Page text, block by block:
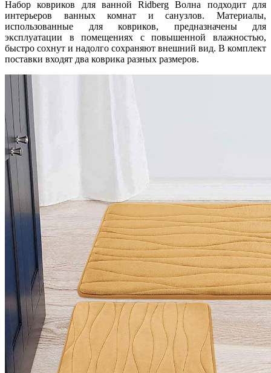
Набор ковриков для ванной Ridberg Bолна подходит для
интерьеров ванных комнат и санузлов. Материалы,
использованные для ковриков, предназначены для
эксплуатации в помещениях с повышенной влажностью,
быстро сохнут и надолго сохраняют внешний вид. В комплект
поставки входят два коврика разных размеров.